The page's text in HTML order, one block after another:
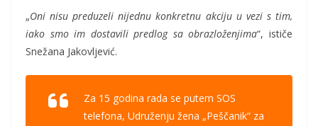
„Oni nisu preduzeli nijednu konkretnu akciju u vezi s tim,
iako smo im dostavili predlogsa obrazloženjima“, ističe
Snežana Jakovljević.
Za 15 godina rada se putem SOS
telefona, Udruženju žena „Peščanik“ za